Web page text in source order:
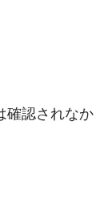
確認されなか